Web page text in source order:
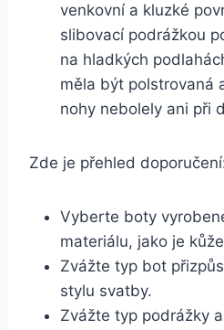
venkovní a kluzké
‌slibovací podrážkou
na hladkých
měla být polstrovaná​
nohy nebolely ani při
Zde‍ je přehled
Vyberte boty
⁤materiálu, jako je
Zvážte ⁢typ bot
stylu svatby.
Zvážte typ podrážky